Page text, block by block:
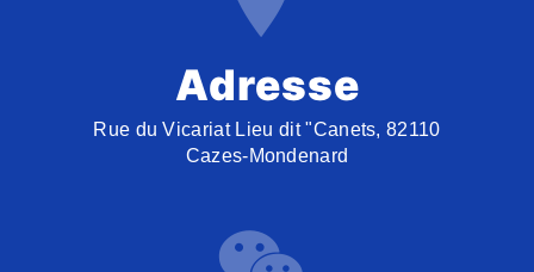
Adresse
Rue du Vicariat Lieu dit "Canets, 82110
Cazes-Mondenard